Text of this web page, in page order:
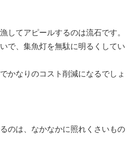
してアピールするのは流石です。
で、集魚灯を無駄に明るくしてい
かなりのコスト削減になるでしょ
のは、なかなかに照れくさいもの